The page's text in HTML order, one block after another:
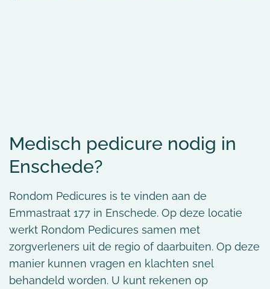
Medisch pedicure nodig in
Enschede?
Rondom Pedicures is te vinden aan de
Emmastraat 177 in Enschede. Op deze locatie
werkt Rondom Pedicures samen met
zorgverleners uit de regio of daarbuiten. Op deze
manier kunnen vragen en klachten snel
behandeld worden. U kunt rekenen op